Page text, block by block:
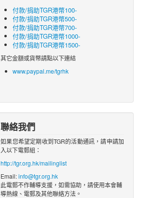
付款/捐助TGR港幣100-
付款/捐助TGR港幣500-
付款/捐助TGR港幣700-
付款/捐助TGR港幣1000-
付款/捐助TGR港幣1500-
其它金額或貨幣請點以下連結
www.paypal.me/tgrhk
聯絡我們
如果您希望定期收到TGR的活動通訊，請申請加
入以下電郵組：
http://tgr.org.hk/mailinglist
Email:info@tgr.org.hk
此電郵不作輔導支援，如需協助，請使用本會輔
導熱線、電郵及其他聯絡方法。